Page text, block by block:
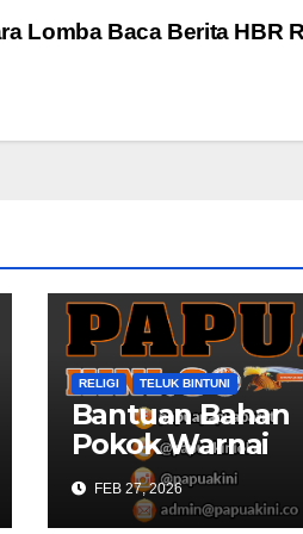
Lomba Baca Berita HBR
RELIGI TELUK BINTUNI
Bantuan Bahan
Pokok Warnai
Safari Ramadan
Papua Barat
FEB 27, 2026